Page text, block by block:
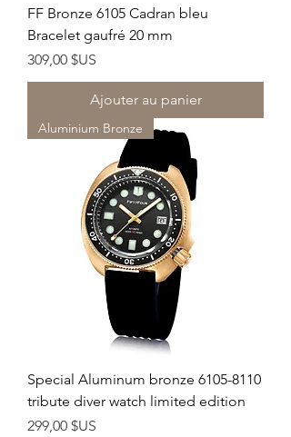
FF Bronze 6105 Cadran bleu
Bracelet gaufré 20 mm
Prix
309,00 $US
Ajouter au panier
Aluminium Bronze
Special Aluminum bronze 6105-8110
tribute diver watch limited edition
Prix
299,00 $US